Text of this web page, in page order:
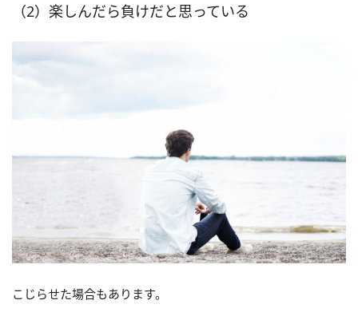
（2）楽しんだら負けだと思っている
こじらせた場合もあります。